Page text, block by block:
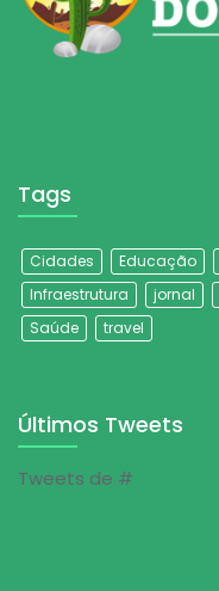
Tags
Cidades Educação
Infraestrutura
jornal
Saúde
travel
Últimos Tweets
Tweets de #